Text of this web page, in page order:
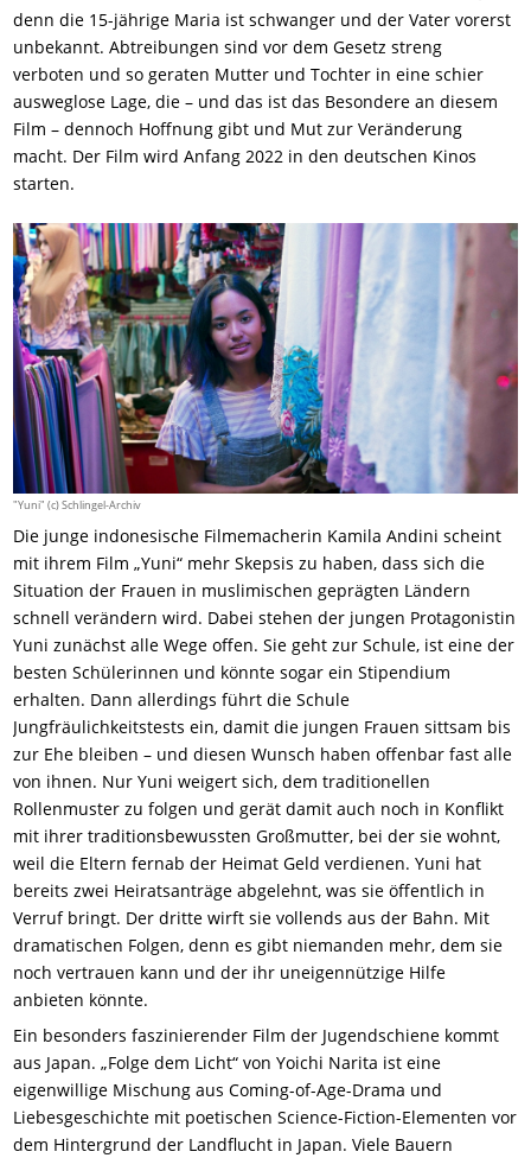
denn die 15-jährige Maria ist schwanger und der Vater vorerst
unbekannt. Abtreibungen sind vor dem Gesetz streng
verboten und so geraten Mutter und Tochter in eine schier
ausweglose Lage, die – und das ist das Besondere an diesem
Film – dennoch Hoffnung gibt und Mut zur Veränderung
macht. Der Film wird Anfang 2022 in den deutschen Kinos
starten.
"Yuni" (c) Schlingel-Archiv
Die junge indonesische Filmemacherin Kamila Andini scheint
mit ihrem Film „Yuni“ mehr Skepsis zu haben, dass sich die
Situation der Frauen in muslimischen geprägten Ländern
schnell verändern wird. Dabei stehen der jungen Protagonistin
Yuni zunächst alle Wege offen. Sie geht zur Schule, ist eine der
besten Schülerinnen und könnte sogar ein Stipendium
erhalten. Dann allerdings führt die Schule
Jungfräulichkeitstests ein, damit die jungen Frauen sittsam bis
zur Ehe bleiben – und diesen Wunsch haben offenbar fast alle
von ihnen. Nur Yuni weigert sich, dem traditionellen
Rollenmuster zu folgen und gerät damit auch noch in Konflikt
mit ihrer traditionsbewussten Großmutter, bei der sie wohnt,
weil die Eltern fernab der Heimat Geld verdienen. Yuni hat
bereits zwei Heiratsanträge abgelehnt, was sie öffentlich in
Verruf bringt. Der dritte wirft sie vollends aus der Bahn. Mit
dramatischen Folgen, denn es gibt niemanden mehr, dem sie
noch vertrauen kann und der ihr uneigennützige Hilfe
anbieten könnte.
Ein besonders faszinierender Film der Jugendschiene kommt
aus Japan. „Folge dem Licht“ von Yoichi Narita ist eine
eigenwillige Mischung aus Coming-of-Age-Drama und
Liebesgeschichte mit poetischen Science-Fiction-Elementen vor
dem Hintergrund der Landflucht in Japan. Viele Bauern